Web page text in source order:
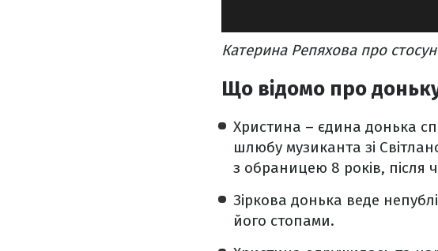
Катерина Репяхова про
Що відомо про
Христина – єдина донька
шлюбу музиканта зі
з обраницею 8 років, після
Зіркова донька веде
його стопами.